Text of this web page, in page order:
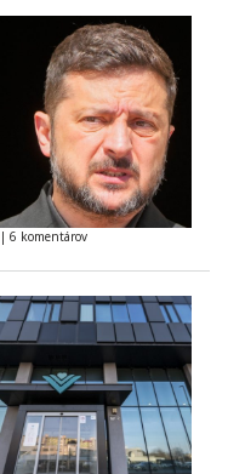
| 6 komentárov